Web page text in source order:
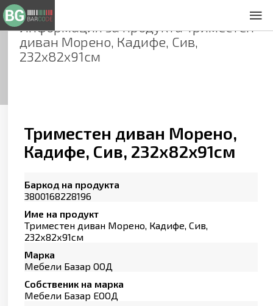
Информация за продуктаТриместен
диван Морено, Кадифе, Сив,
232х82х91см
Триместен диван Морено,
Кадифе, Сив, 232х82х91см
Баркод на продукта
3800168228196
Име на продукт
Триместен диван Морено, Кадифе, Сив,
232х82х91см
Марка
Мебели Базар ООД
Собственик на марка
Мебели Базар ЕООД
Общи условия
Декларация за проверителност